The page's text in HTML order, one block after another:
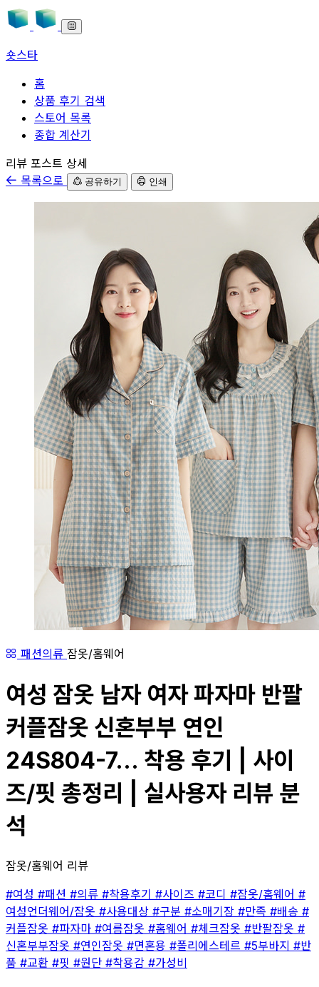
숏스타
홈
상품 후기 검색
스토어 목록
종합 계산기
본문으로 바로가기
리뷰 포스트 상세
목록으로
공유하기 인쇄
패션의류 잠옷/홈웨어
여성 잠옷 남자 여자 파자마 반팔
커플잠옷 신혼부부 연인
24S804-7... 착용 후기 | 사이
즈/핏 총정리 | 실사용자 리뷰 분
석
잠옷/홈웨어 리뷰
#여성 #패션 #의류 #착용후기 #사이즈 #코디 #잠옷/홈웨어 #
여성언더웨어/잠옷 #사용대상 #구분 #소매기장 #만족 #배송 #
커플잠옷 #파자마 #여름잠옷 #홈웨어 #체크잠옷 #반팔잠옷 #
신혼부부잠옷 #연인잠옷 #면혼용 #폴리에스테르 #5부바지 #반
품 #교환 #핏 #원단 #착용감 #가성비